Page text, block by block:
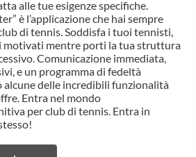
alle tue esigenze specifiche.
è l’applicazione che hai sempre
di tennis. Soddisfa i tuoi tennisti,
motivati mentre porti la tua struttura
Comunicazione immediata,
e un programma di fedeltà
alcune delle incredibili funzionalità
Entra nel mondo
per club di tennis. Entra in